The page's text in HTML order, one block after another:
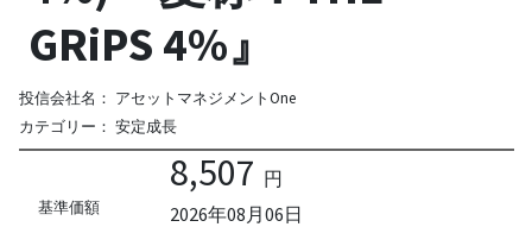
GRiPS 4%』
投信会社名： アセットマネジメントOne
カテゴリー： 安定成長
基準価額
8,507 円
2026年08月06日